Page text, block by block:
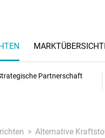
Partnerschaft
Alternative